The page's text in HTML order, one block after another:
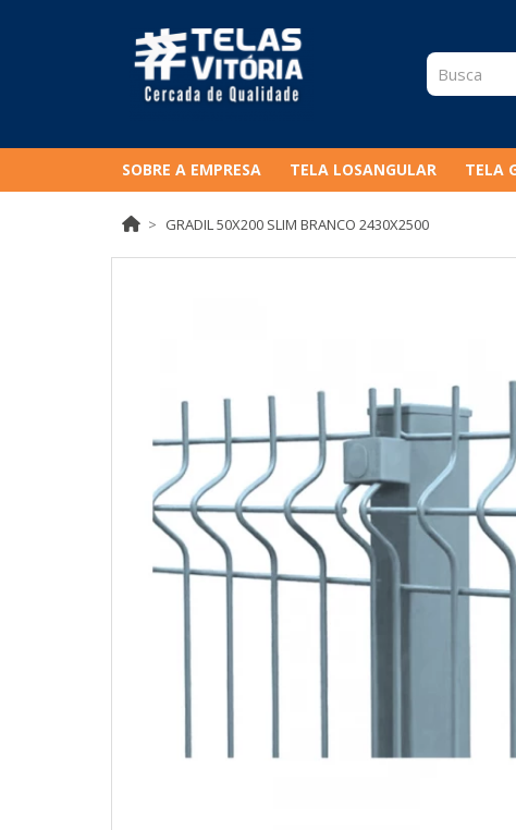
SOBRE A EMPRESA TELA LOSANGULAR TELA
GRADIL 50X200 SLIM BRANCO 2430X2500